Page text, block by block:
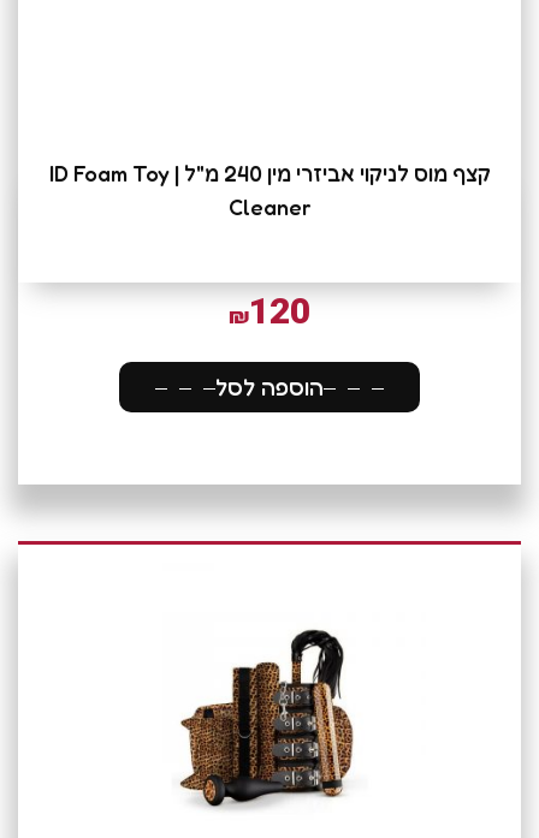
קצף מוס לניקוי אביזרי מין 240 מ"ל | ID Foam Toy
Cleaner
₪120
הוספה לסל